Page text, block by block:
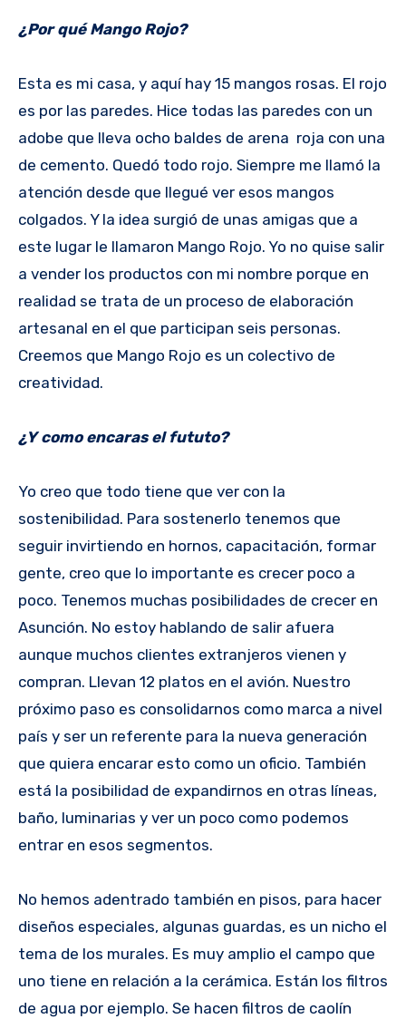
¿Por qué Mango Rojo?
Esta es mi casa, y aquí hay 15 mangos rosas. El rojo
es por las paredes. Hice todas las paredes con un
adobe que lleva ocho baldes de arena roja con una
de cemento. Quedó todo rojo. Siempre me llamó la
atención desde que llegué ver esos mangos
colgados. Y la idea surgió de unas amigas que a
este lugar le llamaron Mango Rojo. Yo no quise salir
a vender los productos con mi nombre porque en
realidad se trata de un proceso de elaboración
artesanal en el que participan seis personas.
Creemos que Mango Rojo es un colectivo de
creatividad.
¿Y como encaras el fututo?
Yo creo que todo tiene que ver con la
sostenibilidad. Para sostenerlo tenemos que
seguir invirtiendo en hornos, capacitación, formar
gente, creo que lo importante es crecer poco a
poco. Tenemos muchas posibilidades de crecer en
Asunción. No estoy hablando de salir afuera
aunque muchos clientes extranjeros vienen y
compran. Llevan 12 platos en el avión. Nuestro
próximo paso es consolidarnos como marca a nivel
país y ser un referente para la nueva generación
que quiera encarar esto como un oficio. También
está la posibilidad de expandirnos en otras líneas,
baño, luminarias y ver un poco como podemos
entrar en esos segmentos.
No hemos adentrado también en pisos, para hacer
diseños especiales, algunas guardas, es un nicho el
tema de los murales. Es muy amplio el campo que
uno tiene en relación a la cerámica. Están los filtros
de agua por ejemplo. Se hacen filtros de caolín